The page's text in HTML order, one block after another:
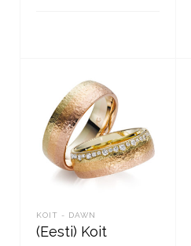
KOIT - DAWN
(Eesti) Koit